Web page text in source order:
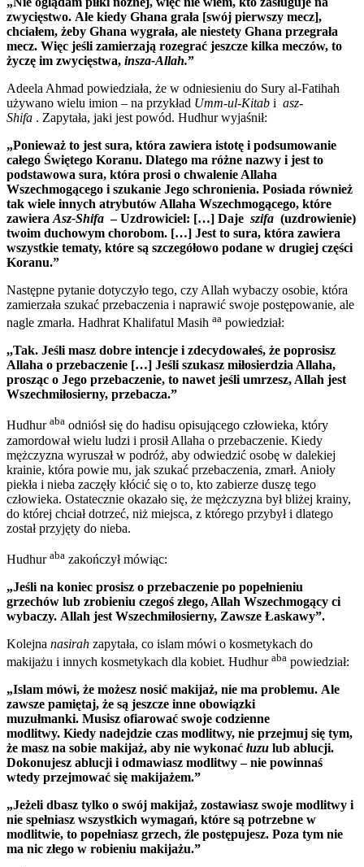
zwycięstwo. Ale kiedy Ghana grała [swój pierwszy mecz],
chciałem, żeby Ghana wygrała, ale niestety Ghana przegrała
mecz. Więc jeśli zamierzają rozegrać jeszcze kilka meczów, to
życzę im zwycięstwa, insza-Allah.”
Adeela Ahmad powiedziała, że ​​w odniesieniu do Sury al-Fatihah
używano wielu imion – na przykład Umm-ul-Kitab i asz-
Shifa . Zapytała, jaki jest powód. Hudhur wyjaśnił:
„Ponieważ to jest sura, która zawiera istotę i podsumowanie
całego Świętego Koranu. Dlatego ma różne nazwy i jest to
podstawowa sura, która prosi o chwalenie Allaha
Wszechmogącego i szukanie Jego schronienia. Posiada również
tak wiele innych atrybutów Allaha Wszechmogącego, które
zawiera Asz-Shifa – Uzdrowiciel: […] Daje szifa (uzdrowienie)
twoim duchowym chorobom. […] Jest to sura, która zawiera
wszystkie tematy, które są szczegółowo podane w drugiej części
Koranu.”
Następne pytanie dotyczyło tego, czy Allah wybaczy osobie, która
zamierzała szukać przebaczenia i naprawić swoje postępowanie, ale
nagle zmarła. Hadhrat Khalifatul Masih aa powiedział:
,,Tak. Jeśli masz dobre intencje i zdecydowałeś, że poprosisz
Allaha o przebaczenie […] Jeśli szukasz miłosierdzia Allaha,
prosząc o Jego przebaczenie, to nawet jeśli umrzesz, Allah jest
Wszechmiłosierny, przebacza.”
Hudhur aba odniósł się do hadisu opisującego człowieka, który
zamordował wielu ludzi i prosił Allaha o przebaczenie. Kiedy
mężczyzna wyruszał w podróż, aby odwiedzić osobę w dalekiej
krainie, która powie mu, jak szukać przebaczenia, zmarł. Anioły
piekła i nieba zaczęły kłócić się o to, kto zabierze duszę tego
człowieka. Ostatecznie okazało się, że mężczyzna był bliżej krainy,
do której chciał dotrzeć, niż miejsca, z którego przybył i dlatego
został przyjęty do nieba.
Hudhur aba zakończył mówiąc:
„Jeśli na koniec prosisz o przebaczenie po popełnieniu
grzechów lub zrobieniu czegoś złego, Allah Wszechmogący ci
wybaczy. Allah jest Wszechmiłosierny, Zawsze Łaskawy”.
Kolejna nasirah zapytała, co islam mówi o kosmetykach do
makijażu i innych kosmetykach dla kobiet. Hudhur aba powiedział:
„Islam mówi, że możesz nosić makijaż, nie ma problemu. Ale
zawsze pamiętaj, że są jeszcze inne obowiązki
muzułmanki. Musisz ofiarować swoje codzienne
modlitwy. Kiedy nadejdzie czas modlitwy, nie przejmuj się tym,
że masz na sobie makijaż, aby nie wykonać łuzu lub ablucji.
Dokonujesz ablucji i odmawiasz modlitwy – nie powinnaś
wtedy przejmować się makijażem.”
„Jeżeli dbasz tylko o swój makijaż, zostawiasz swoje modlitwy i
nie spełniasz wszystkich wymagań, które są potrzebne w
modlitwie, to popełniasz grzech, źle postępujesz. Poza tym nie
ma nic złego w robieniu makijażu.”